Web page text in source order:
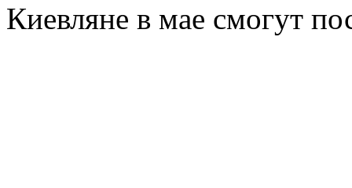
Киeвлянe в мae смогут